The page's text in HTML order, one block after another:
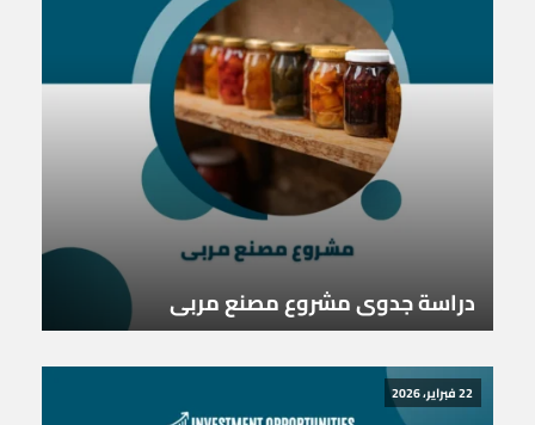
دراسة جدوى مشروع مصنع مربى
22 فبراير، 2026